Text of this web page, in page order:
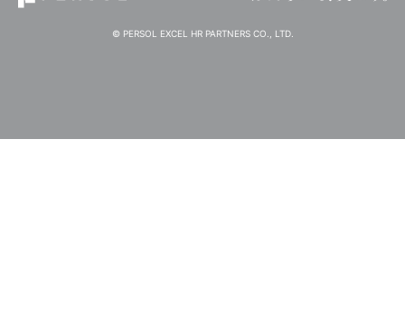
© PERSOL EXCEL HR PARTNERS CO., LTD.